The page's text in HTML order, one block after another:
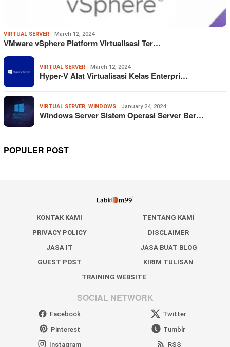
VIRTUAL SERVER March 12, 2024
VMware vSphere Platform Virtualisasi Ter…
VIRTUAL SERVER March 12, 2024
Hyper-V Alat Virtualisasi Kelas Enterpri…
VIRTUAL SERVER, WINDOWS January 24, 2024
Windows Server Sistem Operasi Server Ber…
POPULER POST
KONTAK KAMI
TENTANG KAMI
PRIVACY POLICY
DISCLAIMER
JASA IT
JASA BUAT BLOG
GUEST POST
KIRIM TULISAN
TRAINING WEBSITE
SOCIAL NETWORK
Facebook
Twitter
Pinterest
Tumblr
Instagram
RSS